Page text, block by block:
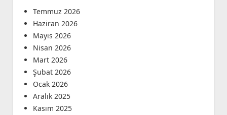
Temmuz 2026
Haziran 2026
Mayıs 2026
Nisan 2026
Mart 2026
Şubat 2026
Ocak 2026
Aralık 2025
Kasım 2025